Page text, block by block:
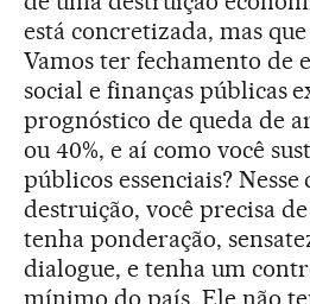
está concretizada, mas
Vamos ter fechamento de
social e finanças públicas
prognóstico de queda de
ou 40%, e aí como você
públicos essenciais?
destruição, você precisa
tenha ponderação,
dialogue, e tenha um
mínimo do país. Ele não